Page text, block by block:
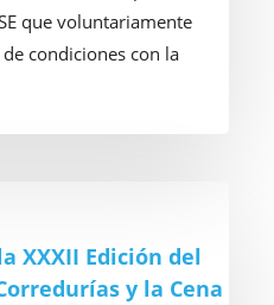
que voluntariamente
condiciones con la
XXXII Edición del
y la Cena